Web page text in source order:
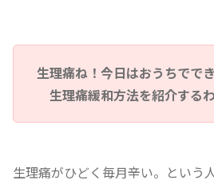
生理痛ね！今日はおうちでで
生理痛緩和方法を紹介する
生理痛がひどく毎月辛い。という